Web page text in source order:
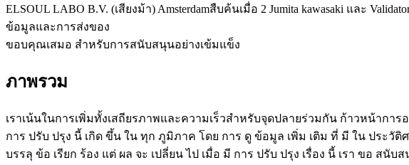
ELSOUL LABO B.V. (เสียงม้า) Amsterdamสืบค้นเมื่อ 2 Jumita kawasaki และ
ข้อมูลและการส่งของ
ขอบคุณเสมอ สําหรับการสนับสนุนอย่างเข้มแข็ง
ภาพรวม
เราเน้นในการเพิ่มทั้งเสถียรภาพและความเร็วสําหรับจุดปลายร่วมกัน ก้าวหน้าก
การ ปรับ ปรุง นี้ เกิด ขึ้น ใน ทุก ภูมิภาค โดย การ ดู ข้อมูล เพิ่ม เติม ที่ มี ใน ประวั
บรรลุ ข้อ เรียก ร้อง แต่ ผล จะ เปลี่ยน ไป เมื่อ มี การ ปรับ ปรุง เรื่อง นี้ เรา ขอ สนั